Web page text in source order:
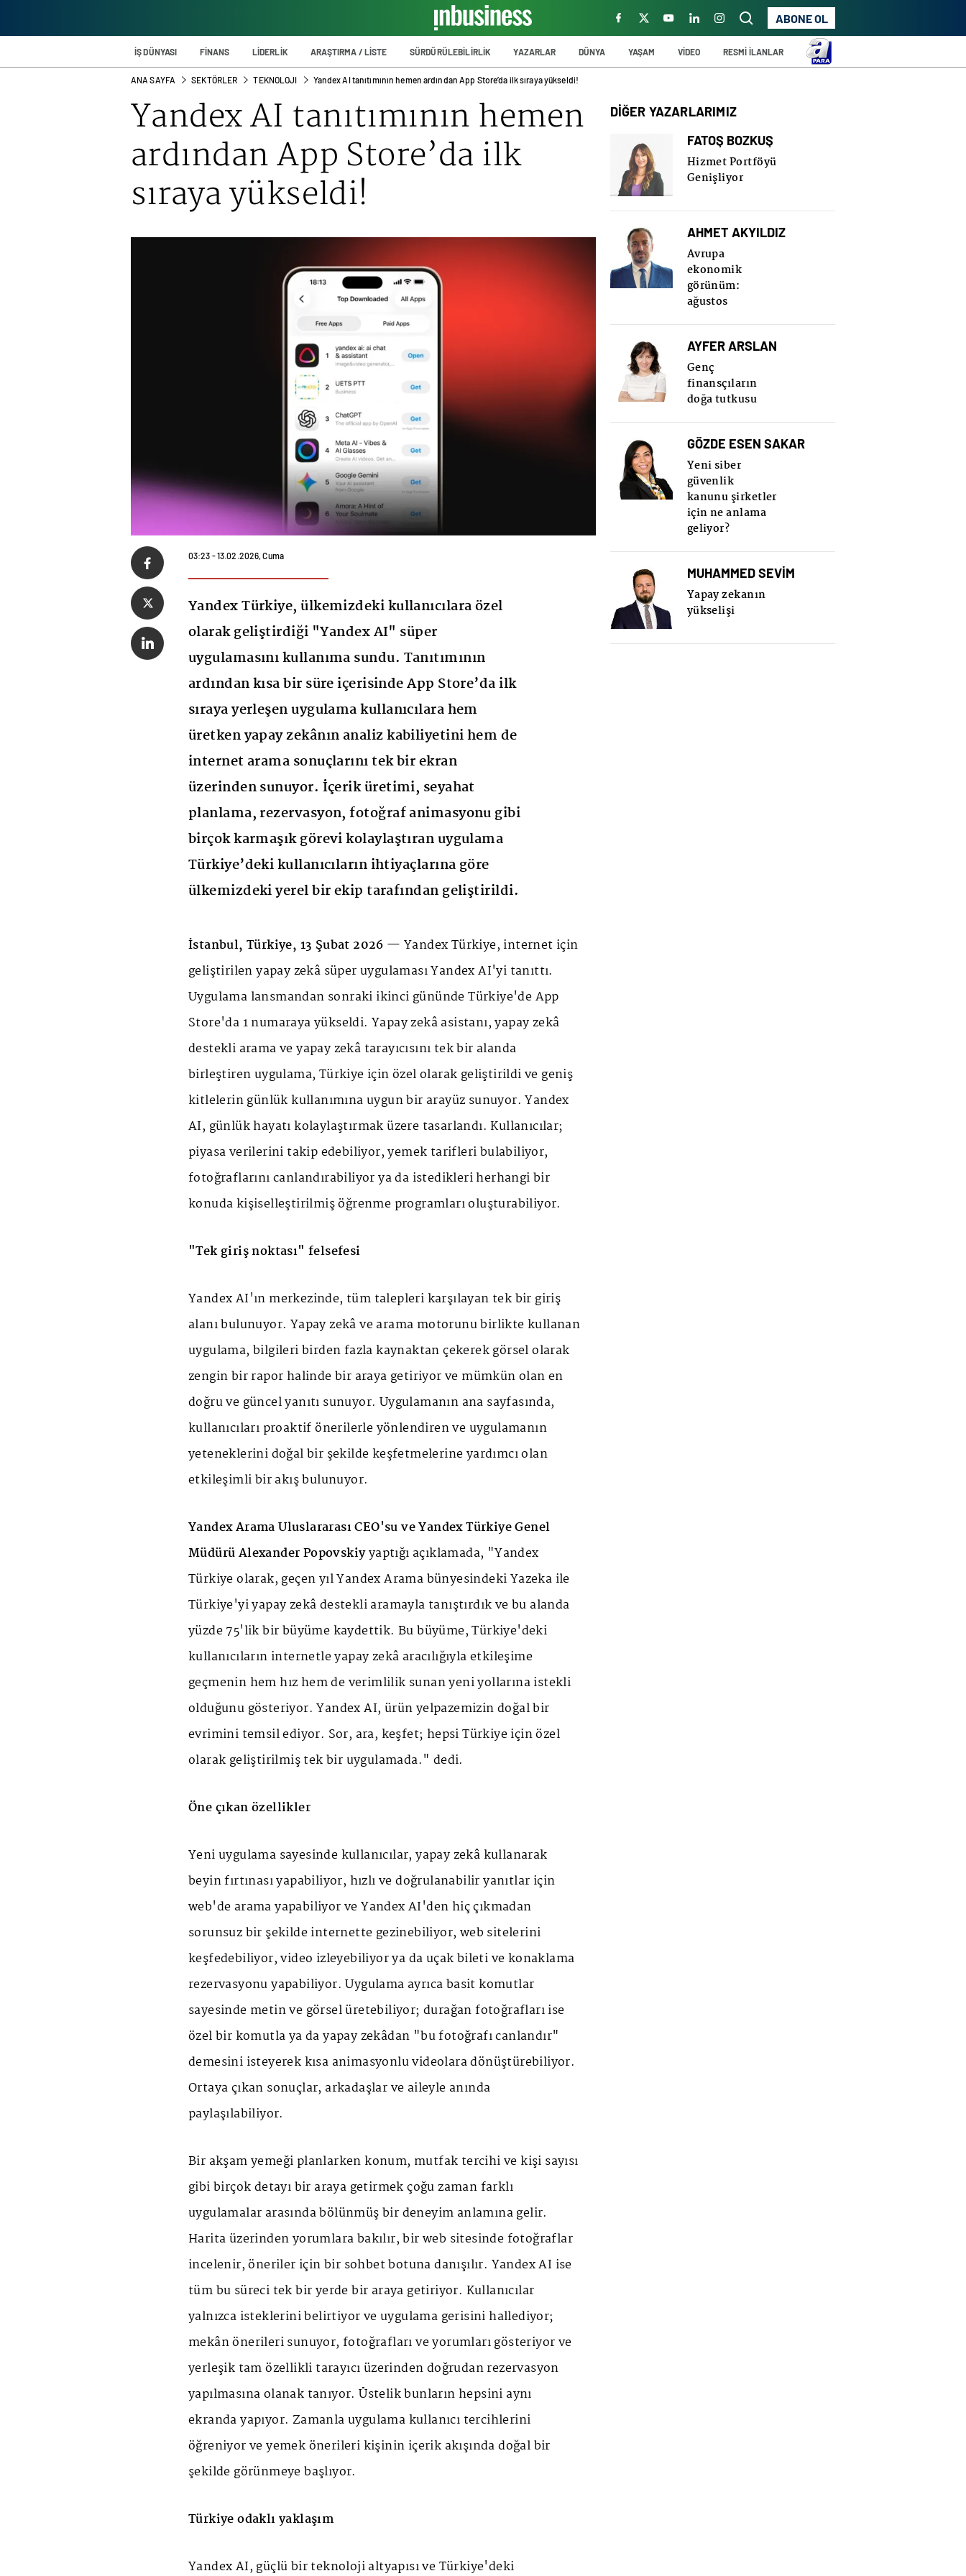
ABONE OL
İŞ DÜNYASI FİNANS LİDERLİK ARAŞTIRMA / LİSTE SÜRDÜRÜLEBİLİRLİK YAZARLAR DÜNYA YAŞAM VİDEO RESMİ İLANLAR
ANA SAYFA SEKTÖRLER TEKNOLOJI Yandex AI tanıtımının hemen ardından App Store’da ilk sıraya yükseldi!
YandexAI tanıtımının hemen
ardından App Store’da ilk
sıraya yükseldi!
03:23 - 13.02.2026, Cuma
Yandex Türkiye, ülkemizdeki kullanıcılara özel
olarak geliştirdiği "Yandex AI" süper
uygulamasını kullanıma sundu. Tanıtımının
ardından kısa bir süre içerisinde App Store’da ilk
sıraya yerleşen uygulama kullanıcılara hem
üretken yapay zekânın analiz kabiliyetini hem de
internet arama sonuçlarını tek bir ekran
üzerinden sunuyor. İçerik üretimi, seyahat
planlama, rezervasyon, fotoğraf animasyonu gibi
birçok karmaşık görevi kolaylaştıran uygulama
Türkiye’deki kullanıcıların ihtiyaçlarına göre
ülkemizdeki yerel bir ekip tarafından geliştirildi.
İstanbul, Türkiye, 13 Şubat 2026 — YandexTürkiye, internet için
geliştirilen yapay zekâ süper uygulaması Yandex AI'yi tanıttı.
Uygulama lansmandan sonraki ikinci gününde Türkiye'de App
Store'da 1 numaraya yükseldi. Yapay zekâ asistanı, yapay zekâ
destekli arama ve yapay zekâ tarayıcısını tek bir alanda
birleştiren uygulama, Türkiye için özel olarak geliştirildi ve geniş
kitlelerin günlük kullanımına uygun bir arayüz sunuyor. Yandex
AI, günlük hayatı kolaylaştırmak üzere tasarlandı. Kullanıcılar;
piyasa verilerini takip edebiliyor, yemek tarifleri bulabiliyor,
fotoğraflarını canlandırabiliyor ya da istedikleri herhangi bir
konuda kişiselleştirilmiş öğrenme programları oluşturabiliyor.
"Tek giriş noktası" felsefesi
Yandex AI'ın merkezinde, tüm talepleri karşılayan tek bir giriş
alanı bulunuyor. Yapay zekâ ve arama motorunu birlikte kullanan
uygulama, bilgileri birden fazla kaynaktan çekerek görsel olarak
zengin bir rapor halinde bir araya getiriyor ve mümkün olan en
doğru ve güncel yanıtı sunuyor. Uygulamanın ana sayfasında,
kullanıcıları proaktif önerilerle yönlendiren ve uygulamanın
yeteneklerini doğal bir şekilde keşfetmelerine yardımcı olan
etkileşimli bir akış bulunuyor.
Yandex Arama Uluslararası CEO'su ve Yandex Türkiye Genel
Müdürü Alexander Popovskiyyaptığı açıklamada, "Yandex
Türkiyeolarak, geçen yıl Yandex Arama bünyesindeki Yazeka ile
Türkiye'yi yapay zekâ destekli aramayla tanıştırdık ve bu alanda
yüzde 75'lik bir büyüme kaydettik. Bu büyüme, Türkiye'deki
kullanıcıların internetle yapay zekâ aracılığıyla etkileşime
geçmenin hem hız hem de verimlilik sunan yeni yollarına istekli
olduğunu gösteriyor. Yandex AI, ürün yelpazemizin doğal bir
evrimini temsil ediyor. Sor, ara, keşfet; hepsi Türkiye için özel
olarak geliştirilmiş tek bir uygulamada." dedi.
Öne çıkan özellikler
Yeni uygulama sayesinde kullanıcılar, yapay zekâ kullanarak
beyin fırtınası yapabiliyor, hızlı ve doğrulanabilir yanıtlar için
web'de arama yapabiliyor ve Yandex AI'den hiç çıkmadan
sorunsuz bir şekilde internette gezinebiliyor, web sitelerini
keşfedebiliyor, video izleyebiliyor ya da uçak bileti ve konaklama
rezervasyonu yapabiliyor. Uygulama ayrıca basit komutlar
sayesinde metin ve görsel üretebiliyor; durağan fotoğrafları ise
özel bir komutla ya da yapay zekâdan "bu fotoğrafı canlandır"
demesini isteyerek kısa animasyonlu videolara dönüştürebiliyor.
Ortaya çıkan sonuçlar, arkadaşlar ve aileyle anında
paylaşılabiliyor.
Bir akşam yemeği planlarken konum, mutfak tercihi ve kişi sayısı
gibi birçok detayı bir araya getirmek çoğu zaman farklı
uygulamalar arasında bölünmüş bir deneyim anlamına gelir.
Harita üzerinden yorumlara bakılır, bir web sitesinde fotoğraflar
incelenir, öneriler için bir sohbet botuna danışılır. Yandex AI ise
tüm bu süreci tek bir yerde bir araya getiriyor. Kullanıcılar
yalnızca isteklerini belirtiyor ve uygulama gerisini hallediyor;
mekân önerileri sunuyor, fotoğrafları ve yorumları gösteriyor ve
yerleşik tam özellikli tarayıcı üzerinden doğrudan rezervasyon
yapılmasına olanak tanıyor. Üstelik bunların hepsini aynı
ekranda yapıyor. Zamanla uygulama kullanıcı tercihlerini
öğreniyor ve yemek önerileri kişinin içerik akışında doğal bir
şekilde görünmeye başlıyor.
Türkiye odaklı yaklaşım
Yandex AI, güçlü bir teknoloji altyapısı ve Türkiye'deki
DİĞER YAZARLARIMIZ
FATOŞ BOZKUŞ
Hizmet Portföyü
Genişliyor
AHMET AKYILDIZ
Avrupa
ekonomik
görünüm:
ağustos
AYFER ARSLAN
Genç
finansçıların
doğa tutkusu
GÖZDE ESEN SAKAR
Yeni siber
güvenlik
kanunu şirketler
için ne anlama
geliyor?
MUHAMMED SEVİM
Yapay zekanın
yükselişi